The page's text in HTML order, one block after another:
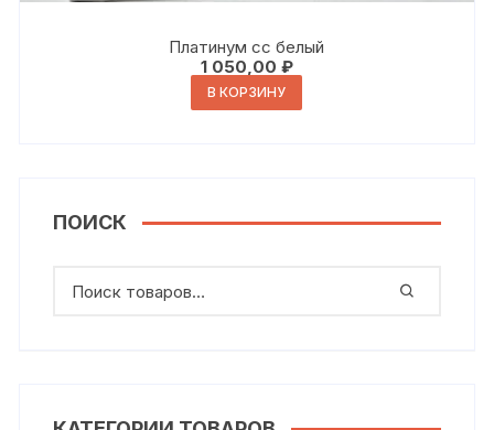
Платинум сс белый
1 050,00 ₽
В КОРЗИНУ
ПОИСК